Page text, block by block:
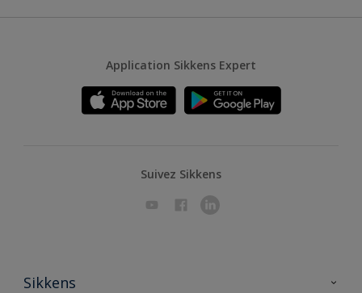
Application Sikkens Expert
Suivez Sikkens
Sikkens